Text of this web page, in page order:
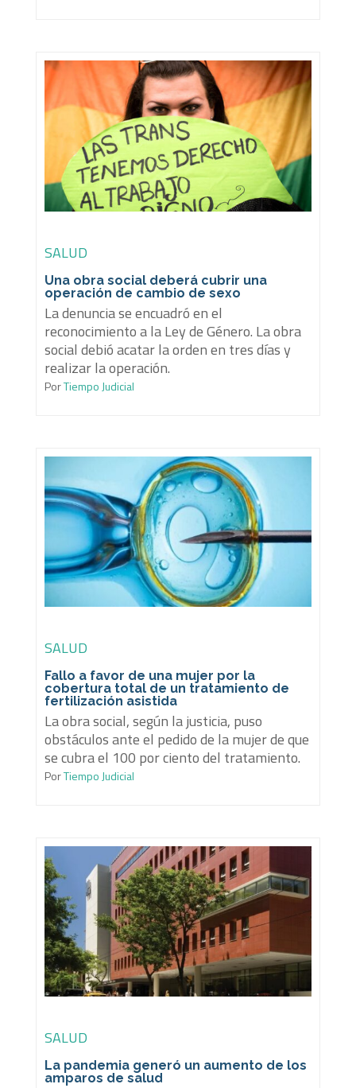
SALUD
Una obra social deberá cubrir una
operación de cambio de sexo
La denuncia se encuadró en el
reconocimiento a la Ley de Género. La obra
social debió acatar la orden en tres días y
realizar la operación.
PorTiempo Judicial
SALUD
Fallo a favor de una mujer por la
cobertura total de un tratamiento de
fertilización asistida
La obra social, según la justicia, puso
obstáculos ante el pedido de la mujer de que
se cubra el 100 por ciento del tratamiento.
PorTiempo Judicial
SALUD
La pandemia generó un aumento de los
amparos de salud